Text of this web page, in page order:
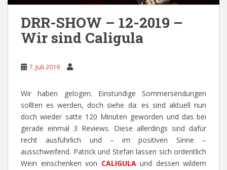
DRR-SHOW – 12-2019 –
Wir sind Caligula
7. Juli 2019
Wir haben gelogen. Einstündige Sommersendungen
sollten es werden, doch siehe da: es sind aktuell nun
doch wieder satte 120 Minuten geworden und das bei
gerade einmal 3 Reviews. Diese allerdings sind dafür
recht ausführlich und – im positiven Sinne –
ausschweifend. Patrick und Stefan lassen sich ordentlich
Wein einschenken von CALIGULAund dessen wildem